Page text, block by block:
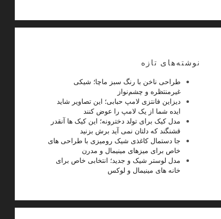
نوشته‌های تازه
طراحی ناخن با رنگ سبز ماچا؛ شیکی
غیرمنتظره و چشم‌نواز
دیزاین فانتزی لامپ حبابی؛ این تصاویر شاید
ایده شما از یک لامپ را عوض کنند
مدل کیک برای تولد دخترونه؛ این کیک ها آنقدر
قشنگند که دلتان نمی آید برش بزنید
جا دستمال کاغذی شیک رومیزی با طراحی های
خاص برای میزهای مینیمال و مدرن
مدل لوستر شیک و جدید؛ انتخابی خاص برای
خانه های مینیمال و لوکس